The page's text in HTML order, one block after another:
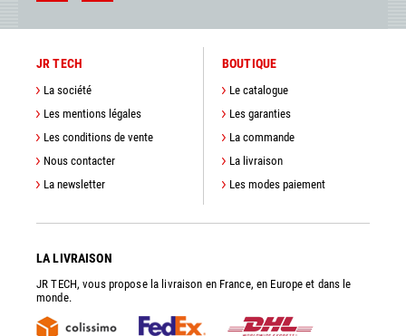
JR TECH
La société
Les mentions légales
Les conditions de vente
Nous contacter
La newsletter
BOUTIQUE
Le catalogue
Les garanties
La commande
La livraison
Les modes paiement
LA LIVRAISON
JR TECH, vous propose la livraison en France, en Europe et dans le
monde.